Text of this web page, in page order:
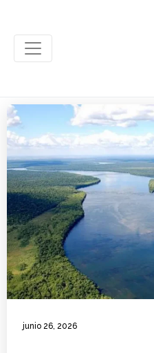
junio 26, 2026